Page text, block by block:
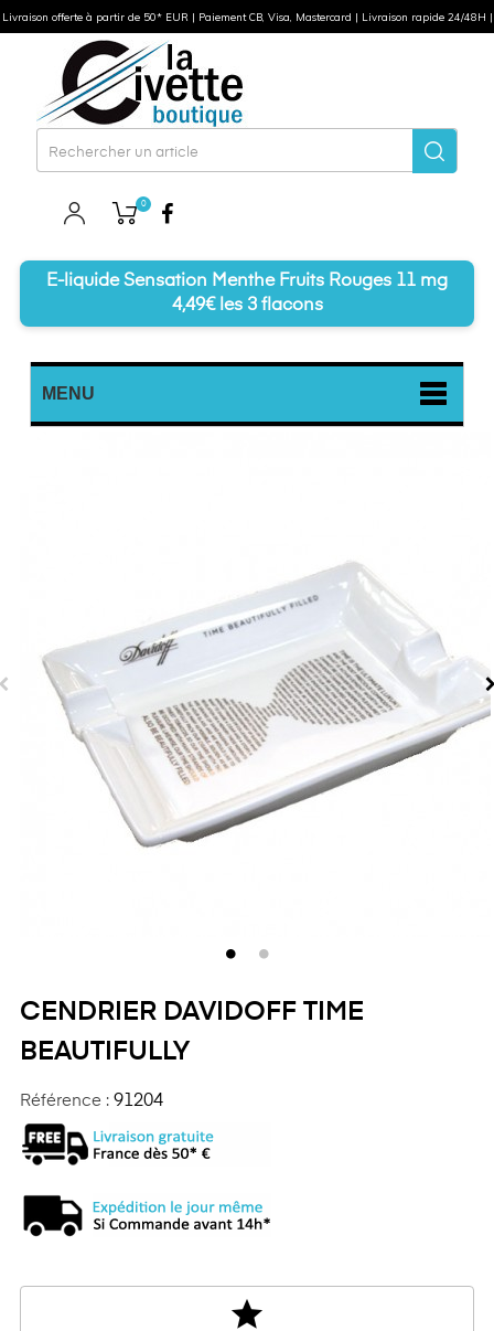
0
E-liquide Sensation Menthe Fruits Rouges 11 mg
4,49€ les 3 flacons
MENU
CENDRIER DAVIDOFF TIME
BEAUTIFULLY
Référence : 91204
star
Livraison offerte à partir de 50* EUR | Paiement CB, Visa, Mastercard | Livraison rapide 24/48H |